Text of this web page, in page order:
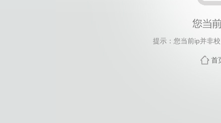
提示：您当前ip并非
首